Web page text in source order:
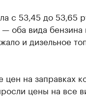
с 53,45 до 53,65
оба вида
и дизельное
на заправках
цены на все